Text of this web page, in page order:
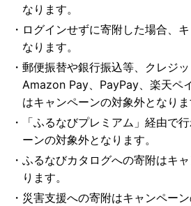
なります。
ログインせずに寄附した場合、
なります。
郵便振替や銀行振込等、クレジッ
Amazon Pay、PayPay、楽天ペ
はキャンペーンの対象外となりま
「ふるなびプレミアム」経由で
ーンの対象外となります。
ふるなびカタログへの寄附はキ
ります。
災害支援への寄附はキャンペーン